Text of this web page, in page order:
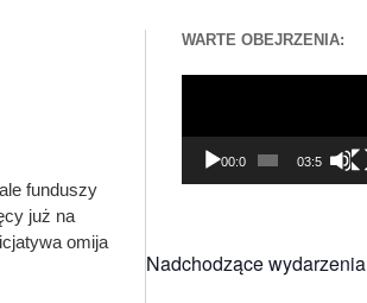
funduszy
już na
omija
WARTE OBEJRZENIA:
00:00 03:56
Nadchodzące wydarzenia